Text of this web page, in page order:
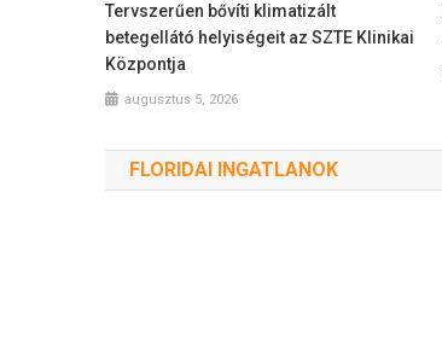
Tervszerűen bővíti klimatizált
betegellátó helyiségeit az SZTE Klinikai
Központja
augusztus 5, 2026
FLORIDAI INGATLANOK